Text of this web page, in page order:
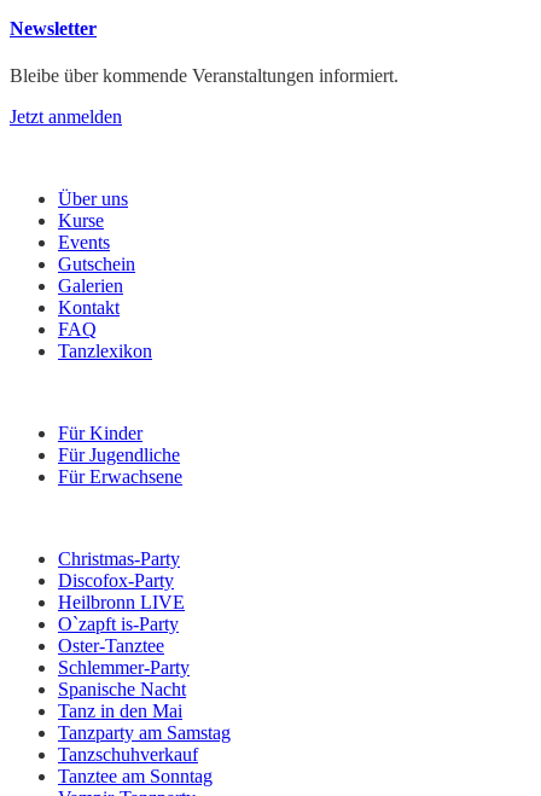
Newsletter
Bleibe über kommende Veranstaltungen informiert.
Jetzt anmelden
Über uns
Kurse
Events
Gutschein
Galerien
Kontakt
FAQ
Tanzlexikon
Für Kinder
Für Jugendliche
Für Erwachsene
Christmas-Party
Discofox-Party
Heilbronn LIVE
O`zapft is-Party
Oster-Tanztee
Schlemmer-Party
Spanische Nacht
Tanz in den Mai
Tanzparty am Samstag
Tanzschuhverkauf
Tanztee am Sonntag